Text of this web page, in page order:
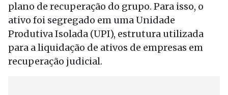
plano de recuperação do grupo. Para isso, o
ativo foi segregado em uma Unidade
Produtiva Isolada (UPI), estrutura utilizada
para a liquidação de ativos de empresas em
recuperação judicial.